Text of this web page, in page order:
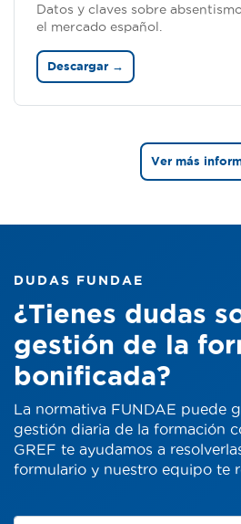
Datos y claves sobre
el mercado español.
Descargar →
Ver más
DUDAS FUNDAE
¿Tienes dudas
gestión de la
bonificada?
La normativa FUNDAE puede
gestión diaria de la formación
GREF te ayudamos a
formulario y nuestro equipo te